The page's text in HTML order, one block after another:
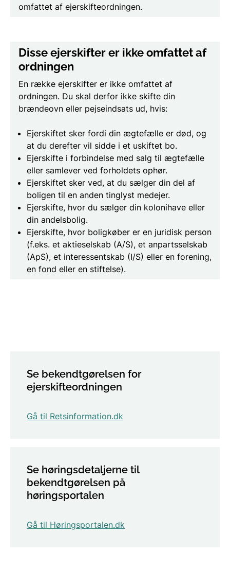
omfattet af ejerskifteordningen.
Disse ejerskifter er ikke omfattet af
ordningen
En række ejerskifter er ikke omfattet af
ordningen. Du skal derfor ikke skifte din
brændeovn eller pejseindsats ud, hvis:
Ejerskiftet sker fordi din ægtefælle er død, og
at du derefter vil sidde i et uskiftet bo.
Ejerskifte i forbindelse med salg til ægtefælle
eller samlever ved forholdets ophør.
Ejerskiftet sker ved, at du sælger din del af
boligen til en anden tinglyst medejer.
Ejerskifte, hvor du sælger din kolonihave eller
din andelsbolig.
Ejerskifte, hvor boligkøber er en juridisk person
(f.eks. et aktieselskab (A/S), et anpartsselskab
(ApS), et interessentskab (I/S) eller en forening,
en fond eller en stiftelse).
Se bekendtgørelsen for
ejerskifteordningen
Gå til Retsinformation.dk
Se høringsdetaljerne til
bekendtgørelsen på
høringsportalen
Gå til Høringsportalen.dk